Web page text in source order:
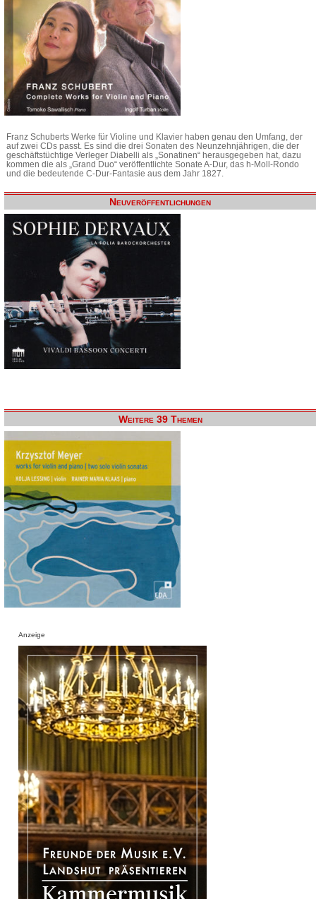
Franz Schuberts Werke für Violine und Klavier haben genau den Umfang, der
auf zwei CDs passt. Es sind die drei Sonaten des Neunzehnjährigen, die der
geschäftstüchtige Verleger Diabelli als „Sonatinen“ herausgegeben hat, dazu
kommen die als „Grand Duo“ veröffentlichte Sonate A-Dur, das h-Moll-Rondo
und die bedeutende C-Dur-Fantasie aus dem Jahr 1827.
Neuveröffentlichungen
Weitere 39 Themen
Anzeige